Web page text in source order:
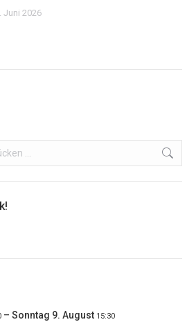
Juni 2026
– Sonntag 9. August 15:30